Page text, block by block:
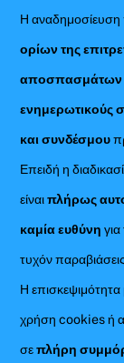
Η αναδημοσίευση
ορίων της
αποσπασμάτων
ενημερωτικούς
και συνδέσμου
Επειδή η
είναιπλήρως
καμία ευθύνη
τυχόν
Η επισκεψιμότητα
χρήση cookies ή
σεπλήρη